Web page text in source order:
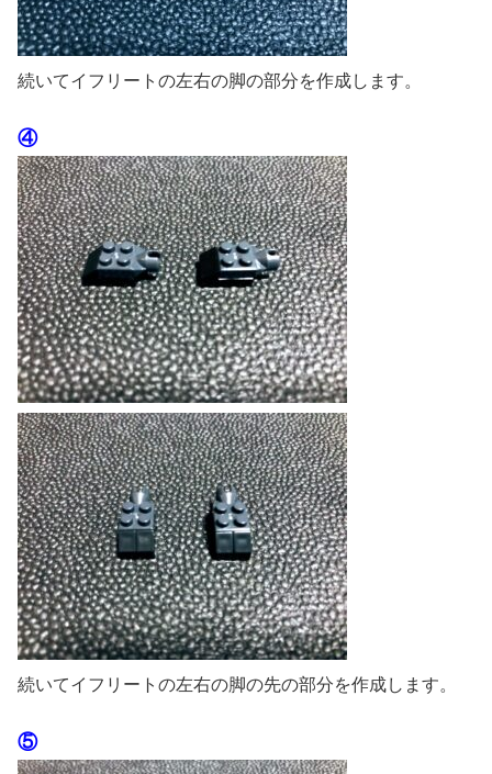
続いてイフリートの左右の脚の部分を作成します。
④
続いてイフリートの左右の脚の先の部分を作成します。
⑤